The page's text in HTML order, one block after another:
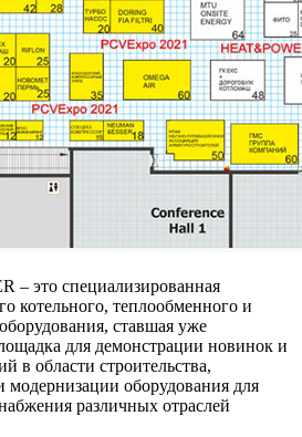
– это специализированная
котельного, теплообменного и
ставшая уже
для демонстрации новинок и
в области строительства,
модернизации оборудования для
различных отраслей